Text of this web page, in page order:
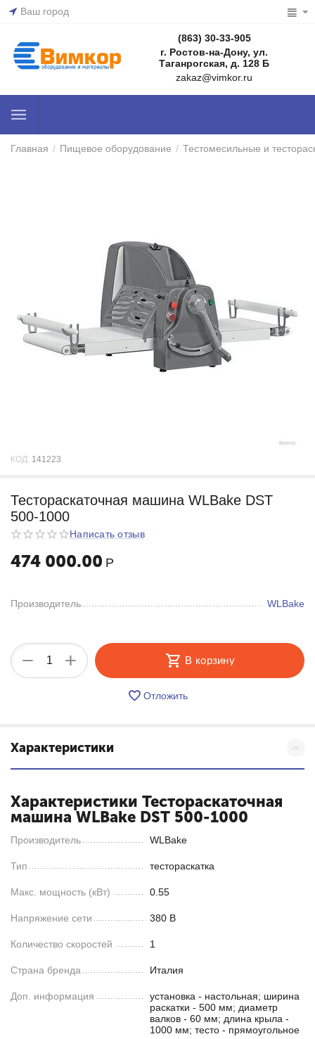
Ваш город
(863) 30-33-905
г. Ростов-на-Дону, ул.
Таганрогская, д. 128 Б
zakaz@vimkor.ru
Главная / Пищевое оборудование / Тестомесильные и
КОД: 141223
Тестораскаточная машина WLBake DST
500-1000
Написать отзыв
474 000.00 Р
Производитель WLBake
+
− В корзину
Отложить
Характеристики
Характеристики Тестораскаточная
машина WLBake DST 500-1000
Производитель WLBake
Тип тестораскатка
Макс. мощность (кВт) 0.55
Напряжение сети 380 В
Количество скоростей 1
Страна бренда Италия
Доп. информация
установка - настольная; ширина
раскатки - 500 мм; диаметр
валков - 60 мм; длина крыла -
1000 мм; тесто - прямоугольное